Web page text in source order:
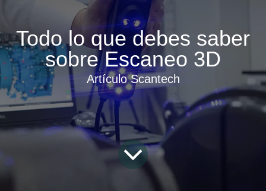
Todo lo que debes saber
sobre Escaneo 3D
Artículo Scantech